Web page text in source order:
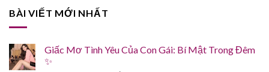
BÀI VIẾT MỚI NHẤT
Giấc Mơ Tình Yêu Của Con Gái: Bí Mật Trong Đêm
✨